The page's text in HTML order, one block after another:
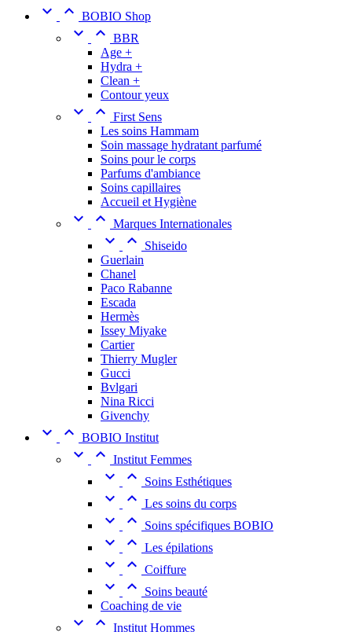
  BOBIO Shop
  BBR
Age +
Hydra +
Clean +
Contour yeux
  First Sens
Les soins Hammam
Soin massage hydratant parfumé
Soins pour le corps
Parfums d'ambiance
Soins capillaires
Accueil et Hygiène
  Marques Internationales
 
Shiseido
Guerlain
Chanel
Paco Rabanne
Escada
Hermès
Issey Miyake
Cartier
Thierry Mugler
Gucci
Bvlgari
Nina Ricci
Givenchy
  BOBIO Institut
  Institut Femmes
  Soins Esthétiques
  Les soins du corps
  Soins spécifiques BOBIO
  Les épilations
  Coiffure
 
Soins beauté
Coaching de vie
  Institut Hommes